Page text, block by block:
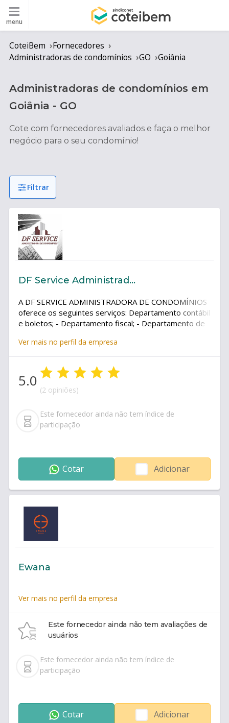
menu
CoteiBem
Fornecedores
Administradoras de condomínios
GO Goiânia
Administradoras de condomínios em
Goiânia - GO
Cote com fornecedores avaliados e faça o melhor
negócio para o seu condomínio!
Filtrar
DF Service Administradora de Condomínios
A DF SERVICE ADMINISTRADORA DE CONDOMÍNIOS
oferece os seguintes serviços: Departamento contábil
e boletos; - Departamento fiscal; - Departamento de
Departamento de Cobrança Administrativa.
Ver mais no perfil da empresa
5.0
(2 opiniões)
Este fornecedor ainda não tem índice de
participação
Cotar Adicionar
Ewana
Ver mais no perfil da empresa
Este fornecedor ainda não tem avaliações de
usuários
Este fornecedor ainda não tem índice de
participação
Cotar Adicionar